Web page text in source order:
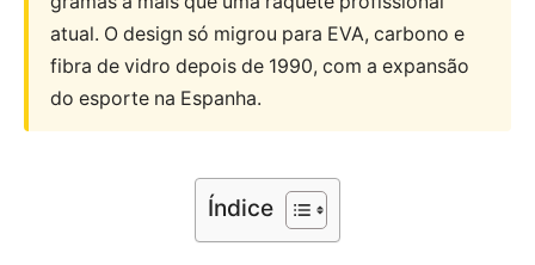
atual. O design só migrou para EVA, carbono e
fibra de vidro depois de 1990, com a expansão
do esporte na Espanha.
Índice